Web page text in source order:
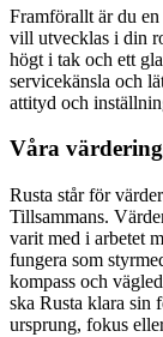
Framförallt är du
vill utvecklas i din
högt i tak och ett
servicekänsla och
attityd och
Våra
Rusta står för
Tillsammans.
varit med i arbetet
fungera som
kompass och
ska Rusta klara sin
ursprung, fokus